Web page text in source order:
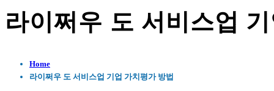
라이쩌우 도 서비스업
Home
라이쩌우 도 서비스업 기업 가치평가 방법